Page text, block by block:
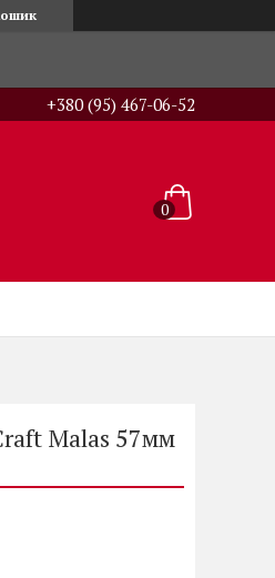
+380 (95) 467-06-52
Malas 57мм